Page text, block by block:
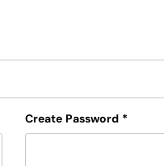
Create Password *